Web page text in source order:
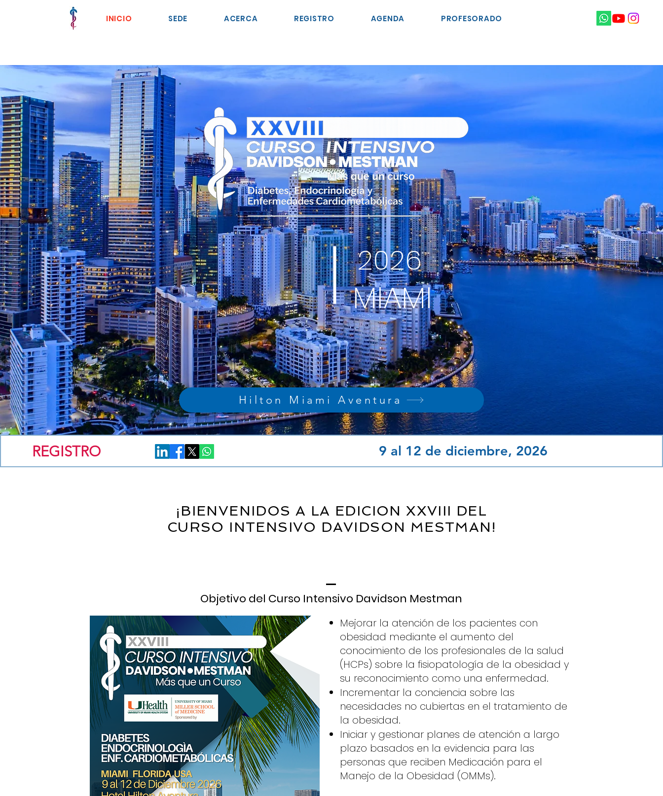
INICIO SEDE ACERCA REGISTRO AGENDA PROFESORADO
DICIEMBRE
2026
MIAMI
9 - 12
Hilton Miami Aventura
REGISTRO 9 al 12 de diciembre, 2026
¡BIENVENIDOS A LA EDICION XXVIII DEL
CURSO INTENSIVO DAVIDSON MESTMAN!
Objetivo del Curso Intensivo Davidson Mestman
Mejorar la atención de los pacientes con
obesidad mediante el aumento del
conocimiento de los profesionales de la salud
(HCPs) sobre la fisiopatología de la obesidad y
su reconocimiento como una enfermedad.
Incrementar la conciencia sobre las
necesidades no cubiertas en el tratamiento de
la obesidad.
Iniciar y gestionar planes de atención a largo
plazo basados en la evidencia para las
personas que reciben Medicación para el
Manejo de la Obesidad (OMMs).